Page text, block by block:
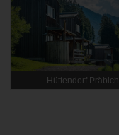
Hüttendorf Präbichl